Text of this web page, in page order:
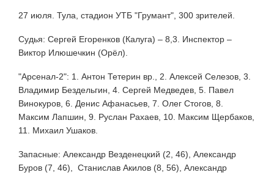
27 июля. Тула, стадион УТБ "Грумант", 300 зрителей.
Судья: Сергей Егоренков (Калуга) – 8,3. Инспектор –
Виктор Илюшечкин (Орёл).
"Арсенал-2": 1. Антон Тетерин вр., 2. Алексей Селезов, 3.
Владимир Бездельгин, 4. Сергей Медведев, 5. Павел
Винокуров, 6. Денис Афанасьев, 7. Олег Стогов, 8.
Максим Лапшин, 9. Руслан Рахаев, 10. Максим Щербаков,
11. Михаил Ушаков.
Запасные: Александр Везденецкий (2, 46), Александр
Буров (7, 46), Станислав Акилов (8, 56), Александр